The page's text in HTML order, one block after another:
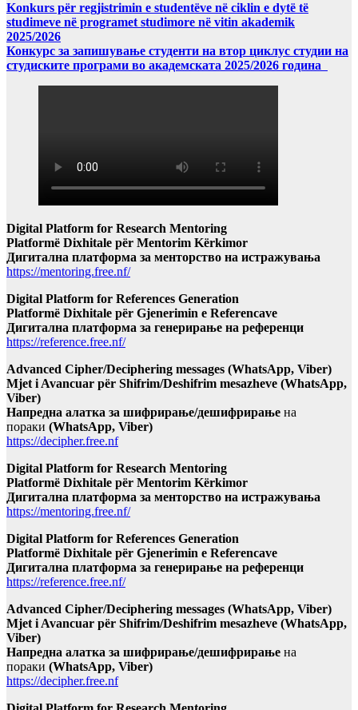
Konkurs për regjistrimin e studentëve në ciklin e dytë të
studimeve në programet studimore në vitin akademik
2025/2026
Конкурс за запишување студенти на втор циклус студии на
студиските програми во академската 2025/2026 година
Digital Platform for Research Mentoring
Platformë Dixhitale për Mentorim Kërkimor
Дигитална платформа за менторство на истражувања
https://mentoring.free.nf/
Digital Platform for References Generation
Platformë Dixhitale për Gjenerimin e Referencave
Дигитална платформа за генерирање на референци
https://reference.free.nf/
Advanced Cipher/Deciphering messages (WhatsApp, Viber)
Mjet i Avancuar për Shifrim/Deshifrim mesazheve (WhatsApp,
Viber)
Напредна алатка за шифрирање/дешифрирање на
пораки (WhatsApp, Viber)
https://decipher.free.nf
Digital Platform for Research Mentoring
Platformë Dixhitale për Mentorim Kërkimor
Дигитална платформа за менторство на истражувања
https://mentoring.free.nf/
Digital Platform for References Generation
Platformë Dixhitale për Gjenerimin e Referencave
Дигитална платформа за генерирање на референци
https://reference.free.nf/
Advanced Cipher/Deciphering messages (WhatsApp, Viber)
Mjet i Avancuar për Shifrim/Deshifrim mesazheve (WhatsApp,
Viber)
Напредна алатка за шифрирање/дешифрирање на
пораки (WhatsApp, Viber)
https://decipher.free.nf